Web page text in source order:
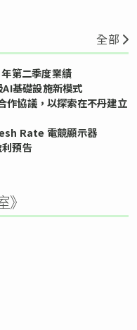
全部
第二季度業績
基礎設施新模式
協議，以探索在不丹建立
Rate 電競顯示器
預告